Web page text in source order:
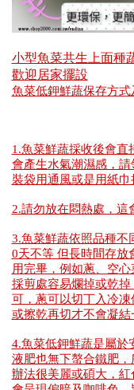
小型魚菜共生上面種
歡迎居家擺設
魚菜低鉀鮮蔬保存方式
1.魚菜鮮蔬採收後會直
會產生水氣潮濕感，
裝袋用通風或是用紙巾
2.請勿放在悶熱處，這
3.魚菜鮮蔬依照品種不
0天不等 但長時間存放
用完畢，例如蔥、空
採剪處容易爛掉或乾
可，蔥可以切丁入冷
或擦乾再切才不會凝結
4.魚菜低鉀鮮蔬是屬於
液肥也無下螯合鐵肥
辦法很美麗或碩大，